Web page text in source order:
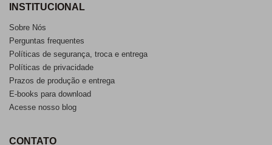
INSTITUCIONAL
Sobre Nós
Perguntas frequentes
Políticas de segurança, troca e entrega
Políticas de privacidade
Prazos de produção e entrega
E-books para download
Acesse nosso blog
CONTATO